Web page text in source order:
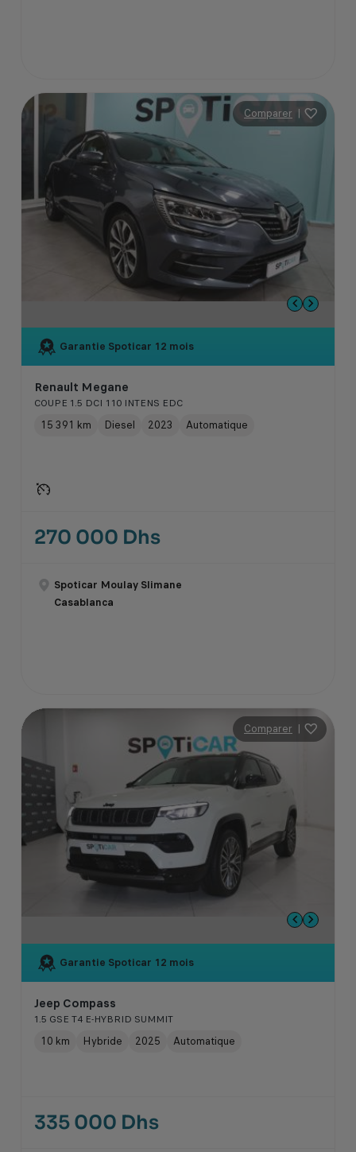
Comparer |
Garantie Spoticar 12 mois
Renault Megane
COUPE 1.5 DCI 110 INTENS EDC
15 391 km Diesel 2023 Automatique
270 000 Dhs
Spoticar Moulay Slimane
Casablanca
Comparer |
Garantie Spoticar 12 mois
Jeep Compass
1.5 GSE T4 E-HYBRID SUMMIT
10 km Hybride 2025 Automatique
335 000 Dhs